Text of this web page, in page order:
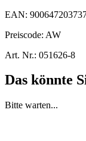
EAN:
Preiscode: AW
Art. Nr.: 051626-8
Das könnte
Bitte warten...